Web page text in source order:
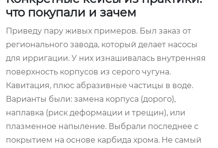
что покупали и зачем
Приведу пару живых примеров. Был заказ от
регионального завода, который делает насосы
для ирригации. У них изнашивалась внутренняя
поверхность корпусов из серого чугуна.
Кавитация, плюс абразивные частицы в воде.
Варианты были: замена корпуса (дорого),
наплавка (риск деформации и трещин), или
плазменное напыление. Выбрали последнее с
покрытием на основе карбида хрома. Не самый